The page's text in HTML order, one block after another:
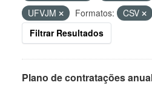
UFVJM
Formatos:
CSV
Filtrar Resultados
Plano de contratações